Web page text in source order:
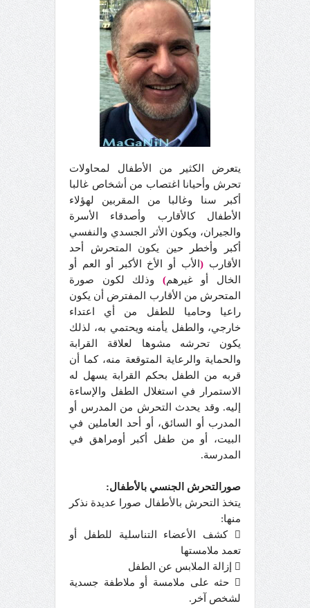
يتعرض الكثير من الأطفال لمحاولات
تحرش وأحيانا اغتصاب من أشخاص غالبا
أكبر سنا وغالبا من المقربين لهؤلاء
الأطفال كالأقارب وأصدقاء الأسرة
والجيران، ويكون الأثر الجسدي والنفسي
أكبر وأخطر حين يكون المتحرش أحد
الأقارب (الأب أو الأخ الأكبر أو العم أو
الخال أو غيرهم) وذلك لكون صورة
المتحرش من الأقارب المفترض أن يكون
راعيا وحاميا للطفل من أي اعتداء
خارجي، والطفل يأمنه ويحتمي به، لذلك
يكون تحرشه مشوها لعلاقة القرابة
والحماية والرعاية المتوقعة منه، كما أن
قربه من الطفل بحكم القرابة يسهل له
الاستمرار في استغلال الطفل والإساءة
إليه. وقد يحدث التحرش من المدرس أو
المدرب أو السائق، أو أحد العاملين في
البيت، أو من طفل أكبر أومراهق في
المدرسة.
صورالتحرش الجنسي بالأطفال:
يتخذ التحرش بالأطفال صورا عديدة نذكر
منها:
 كشف الأعضاء التناسلية للطفل أو
تعمد ملامستها
 إزالة الملابس عن الطفل
 حثه على ملامسة أو ملاطفة جسدية
لشخص آخر.